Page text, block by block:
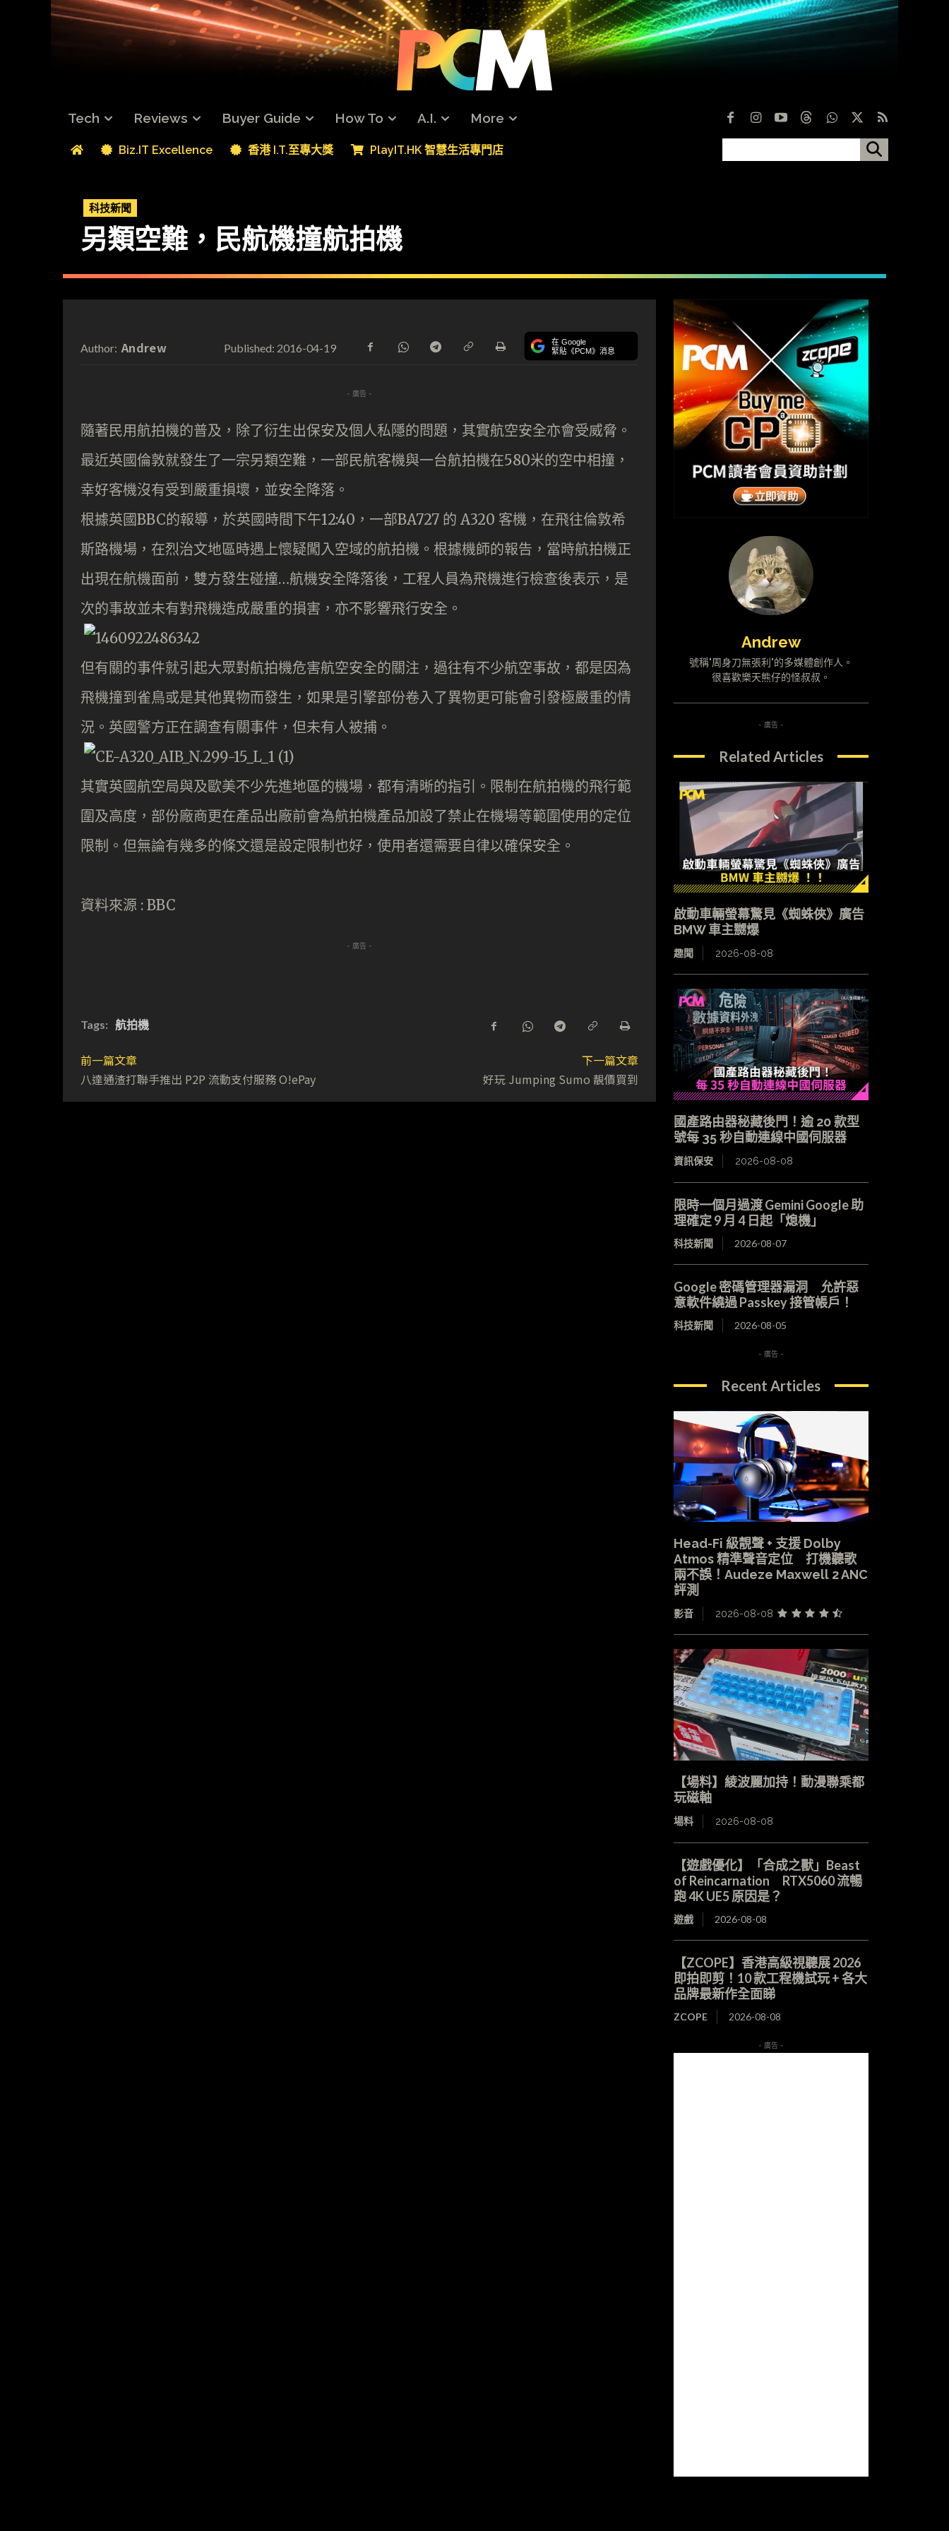
Tech Reviews Buyer Guide How To A.I. More
Biz.IT Excellence 香港 I.T.至專大獎 PlayIT.HK 智慧生活專門店
科技新聞
另類空難，民航機撞航拍機
Author: Andrew Published: 2016-04-19 在 Google
緊貼《PCM》消息
- 廣告 -
隨著民用航拍機的普及，除了衍生出保安及個人私隱的問題，其實航空安全亦會受威脅。
最近英國倫敦就發生了一宗另類空難，一部民航客機與一台航拍機在580米的空中相撞，
幸好客機沒有受到嚴重損壞，並安全降落。
根據英國BBC的報導，於英國時間下午12:40，一部BA727 的 A320 客機，在飛往倫敦希
斯路機場，在烈治文地區時遇上懷疑闖入空域的航拍機。根據機師的報告，當時航拍機正
出現在航機面前，雙方發生碰撞…航機安全降落後，工程人員為飛機進行檢查後表示，是
次的事故並未有對飛機造成嚴重的損害，亦不影響飛行安全。
但有關的事件就引起大眾對航拍機危害航空安全的關注，過往有不少航空事故，都是因為
飛機撞到雀鳥或是其他異物而發生，如果是引擎部份卷入了異物更可能會引發極嚴重的情
況。英國警方正在調查有關事件，但未有人被捕。
其實英國航空局與及歐美不少先進地區的機場，都有清晰的指引。限制在航拍機的飛行範
圍及高度，部份廠商更在產品出廠前會為航拍機產品加設了禁止在機場等範圍使用的定位
限制。但無論有幾多的條文還是設定限制也好，使用者還需要自律以確保安全。
資料來源 : BBC
- 廣告 -
Tags: 航拍機
前一篇文章
八達通渣打聯手推出 P2P 流動支付服務 O!ePay
下一篇文章
好玩 Jumping Sumo 靚價買到
Andrew
號稱"周身刀無張利"的多媒體創作人。
很喜歡樂天熊仔的怪叔叔。
- 廣告 -
Related Articles
啟動車輛螢幕驚見《蜘蛛俠》廣告
BMW 車主嬲爆
趣聞 2026-08-08
國產路由器秘藏後門！逾 20 款型
號每 35 秒自動連線中國伺服器
資訊保安 2026-08-08
限時一個月過渡 Gemini Google 助
理確定 9 月 4 日起「熄機」
科技新聞 2026-08-07
Google 密碼管理器漏洞 允許惡
意軟件繞過 Passkey 接管帳戶！
科技新聞 2026-08-05
- 廣告 -
Recent Articles
Head-Fi 級靚聲 + 支援 Dolby
Atmos 精準聲音定位 打機聽歌
兩不誤！Audeze Maxwell 2 ANC
評測
影音 2026-08-08
【場料】綾波麗加持！動漫聯乘都
玩磁軸
場料 2026-08-08
【遊戲優化】「合成之獸」Beast
of Reincarnation RTX5060 流暢
跑 4K UE5 原因是？
遊戲 2026-08-08
【ZCOPE】香港高級視聽展 2026
即拍即剪！10 款工程機試玩 + 各大
品牌最新作全面睇
ZCOPE 2026-08-08
- 廣告 -